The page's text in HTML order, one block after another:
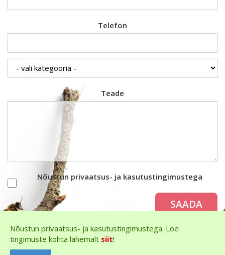
Telefon
Teade
Nõustun privaatsus- ja kasutustingimustega
SAADA
Nõustun privaatsus- ja kasutustingimustega. Loe
tingimuste kohta lähemalt siit!